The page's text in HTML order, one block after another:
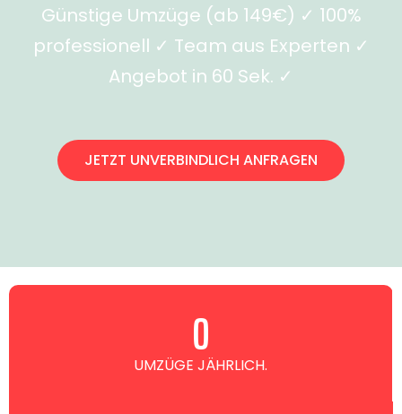
Günstige Umzüge (ab 149€) ✓ 100%
professionell ✓ Team aus Experten ✓
Angebot in 60 Sek. ✓
JETZT UNVERBINDLICH ANFRAGEN
UMZÜGE JÄHRLICH.
0